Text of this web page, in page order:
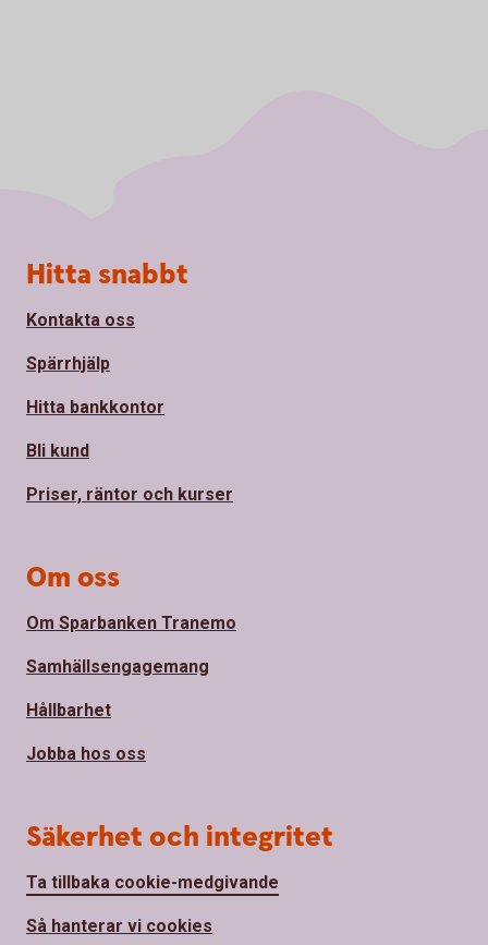
Sidfot
Hitta snabbt
Kontakta oss
Spärrhjälp
Hitta bankkontor
Bli kund
Priser, räntor och kurser
Om oss
Om Sparbanken Tranemo
Samhällsengagemang
Hållbarhet
Jobba hos oss
Säkerhet och integritet
Ta tillbaka cookie-medgivande
Så hanterar vi cookies